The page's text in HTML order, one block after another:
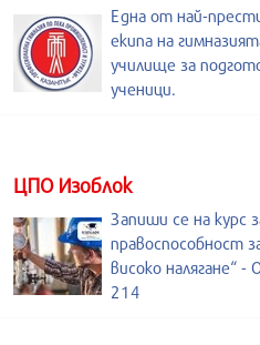
Една от най-
екипа на
училище за
ученици.
ЦПО Изоблок
Запиши се на курс
правоспособност
високо налягане“
214